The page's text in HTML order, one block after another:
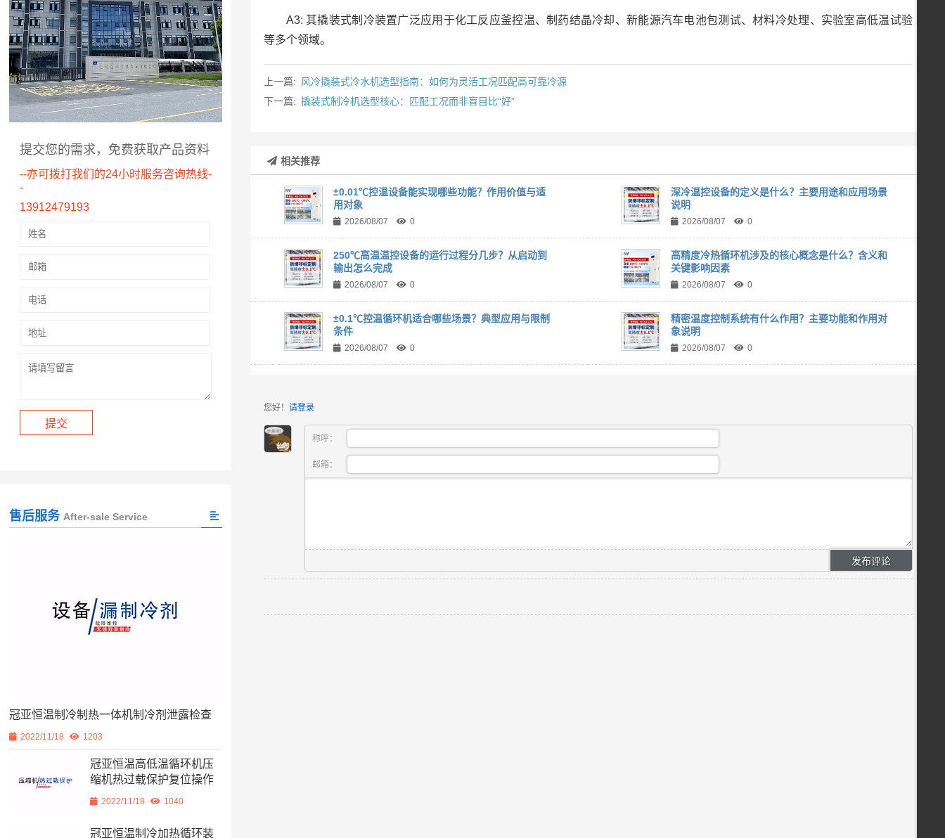
A3: 其撬装式制冷装置广泛应用于化工反应釜控温、制药结晶冷却、新能源汽车电池包测试、材料冷处理、实验室高低温试验
等多个领域。
上一篇: 风冷撬装式冷水机选型指南：如何为灵活工况匹配高可靠冷源
下一篇: 撬装式制冷机选型核心：匹配工况而非盲目比“好”
相关推荐
±0.01℃控温设备能实现哪些功能？作用价值与适
用对象
2026/08/07 0
深冷温控设备的定义是什么？主要用途和应用场景
说明
2026/08/07 0
250℃高温温控设备的运行过程分几步？从启动到
输出怎么完成
2026/08/07 0
高精度冷热循环机涉及的核心概念是什么？含义和
关键影响因素
2026/08/07 0
±0.1℃控温循环机适合哪些场景？典型应用与限制
条件
2026/08/07 0
精密温度控制系统有什么作用？主要功能和作用对
象说明
2026/08/07 0
您好！ 请登录
称呼：
邮箱：
提交您的需求，免费获取产品资料
--亦可拨打我们的24小时服务咨询热线-
-
13912479193
售后服务 After-sale Service
冠亚恒温制冷制热一体机制冷剂泄露检查
2022/11/18 1203
冠亚恒温高低温循环机压
缩机热过载保护复位操作
2022/11/18 1040
冠亚恒温制冷加热循环装